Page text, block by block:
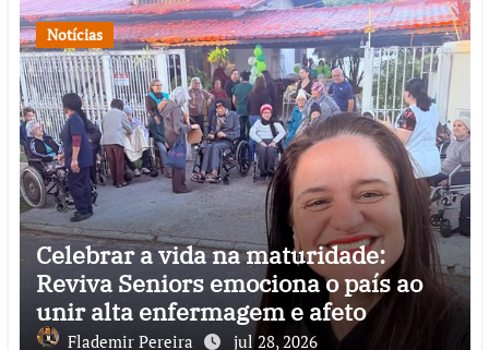
Notícias
Celebrar a vida na maturidade:
Reviva Seniors emociona o país ao
unir alta enfermagem e afeto
Flademir Pereira jul 28, 2026